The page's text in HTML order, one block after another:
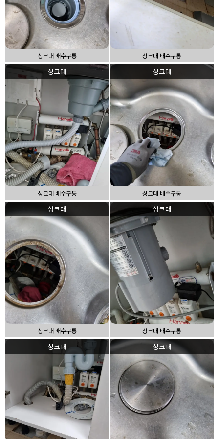
싱크대 배수구통 싱크대 배수구통
싱크대
싱크대 배수구통
싱크대
싱크대 배수구통
싱크대
싱크대 배수구통
싱크대
싱크대 배수구통
싱크대 싱크대